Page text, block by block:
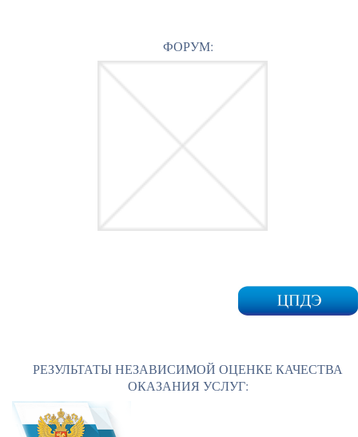
ФОРУМ:
РЕЗУЛЬТАТЫ НЕЗАВИСИМОЙ ОЦЕНКЕ КАЧЕСТВА
ОКАЗАНИЯ УСЛУГ: